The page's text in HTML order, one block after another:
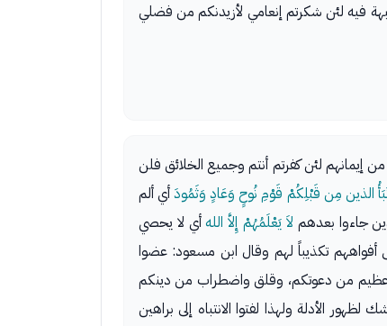
فيه لئن شكرتم إنعامي لأزيدنكم من فضلي
إيمانهم لئن كفرتم أنتم وجميع الخلائق فلن
الذين مِن قَبْلِكُمْ قَوْمِ نُوحٍ وَعَادٍ وَثَمُودَأي ألم
جاءوا بعدهم لاَ يَعْلَمُهُمْ إِلاَّ اللهأي لا يحصي
تكذيباً لهم وقال ابن مسعود: عضوا
من دعوتكم، وقلق واضطراب من دينكم
الأدلة ولهذا لفتوا الانتباه إلى براهين